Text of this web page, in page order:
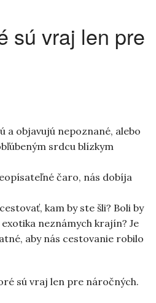
sú vraj len pre
a objavujú nepoznané, alebo
srdcu blízkym
čaro, nás dobíja
kam by ste šli? Boli by
neznámych krajín? Je
aby nás cestovanie robilo
sú vraj len pre náročných.